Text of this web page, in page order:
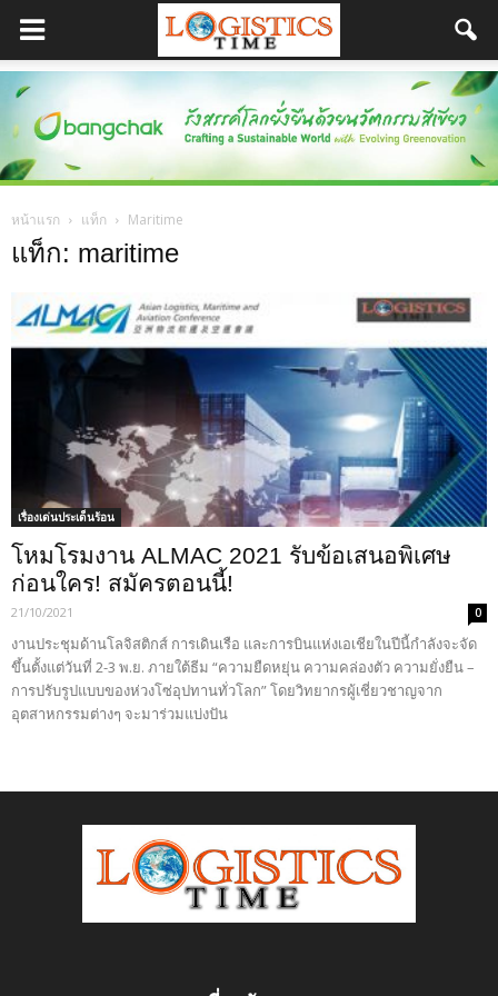
หน้าแรก แท็ก Maritime
แท็ก: maritime
เรื่องเด่นประเด็นร้อน
โหมโรมงาน ALMAC 2021 รับข้อเสนอพิเศษ
ก่อนใคร! สมัครตอนนี้!
21/10/2021 0
งานประชุมด้านโลจิสติกส์ การเดินเรือ และการบินแห่งเอเชียในปีนี้กำลังจะจัด
ขึ้นตั้งแต่วันที่ 2-3 พ.ย. ภายใต้ธีม “ความยืดหยุ่น ความคล่องตัว ความยั่งยืน –
การปรับรูปแบบของห่วงโซ่อุปทานทั่วโลก” โดยวิทยากรผู้เชี่ยวชาญจาก
อุตสาหกรรมต่างๆ จะมาร่วมแบ่งปัน